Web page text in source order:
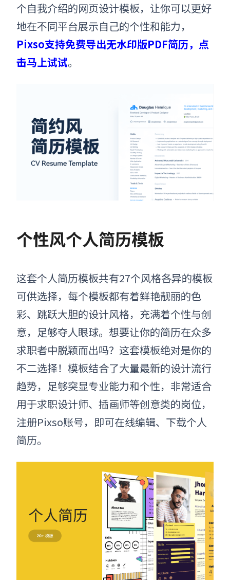
个自我介绍的网页设计模板，让你可以更好
地在不同平台展示自己的个性和能力，
Pixso支持免费导出无水印版PDF简历，点
击马上试试。
个性风个人简历模板
这套个人简历模板共有27个风格各异的模板
可供选择，每个模板都有着鲜艳靓丽的色
彩、跳跃大胆的设计风格，充满着个性与创
意，足够夺人眼球。想要让你的简历在众多
求职者中脱颖而出吗？这套模板绝对是你的
不二选择！模板结合了大量最新的设计流行
趋势，足够突显专业能力和个性，非常适合
用于求职设计师、插画师等创意类的岗位，
注册Pixso账号，即可在线编辑、下载个人
简历。